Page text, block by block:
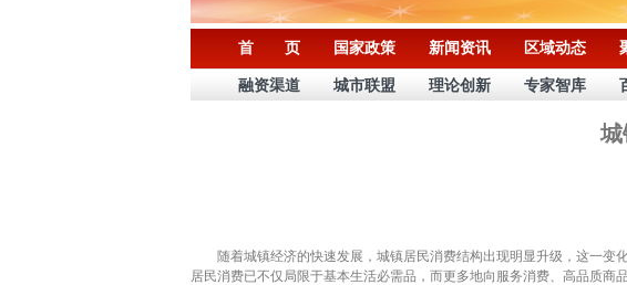
首 页 国家政策 新闻资讯 区域动态
融资渠道 城市联盟 理论创新 专家智库
城
随着城镇经济的快速发展，城镇居民消费结构出现明显升级，这一变
居民消费已不仅局限于基本生活必需品，而更多地向服务消费、高品质